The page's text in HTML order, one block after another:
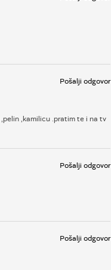
Pošalji odgovor
,kamilicu .pratim te i na tv
Pošalji odgovor
Pošalji odgovor